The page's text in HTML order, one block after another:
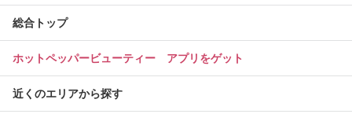
総合トップ
ホットペッパービューティー アプリをゲット
近くのエリアから探す